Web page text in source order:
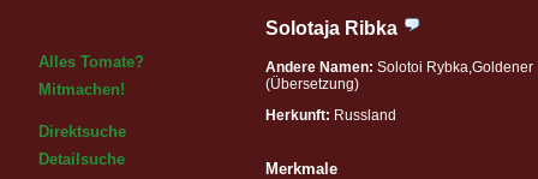
Alles Tomate?
Mitmachen!
Direktsuche
Detailsuche
Solotaja Ribka
Andere Namen: Solotoi Rybka,Goldener
(Übersetzung)
Herkunft: Russland
Merkmale